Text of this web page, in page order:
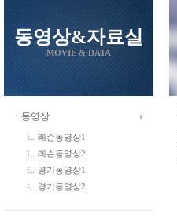
동영상&자료실
MOVIE & DATA
ㆍ동영상
레슨동영상1
레슨동영상2
경기동영상1
경기동영상2